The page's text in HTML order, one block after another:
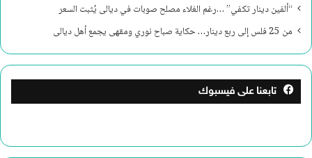
“ألفين دينار تكفي” …رغم الغلاء مصلح صوبات في ديالى يُثبت السعر
من 25 فلس إلى ربع دينار… حكاية صباح نوري ومقهى يجمع أهل ديالى
تابعنا على فيسبوك